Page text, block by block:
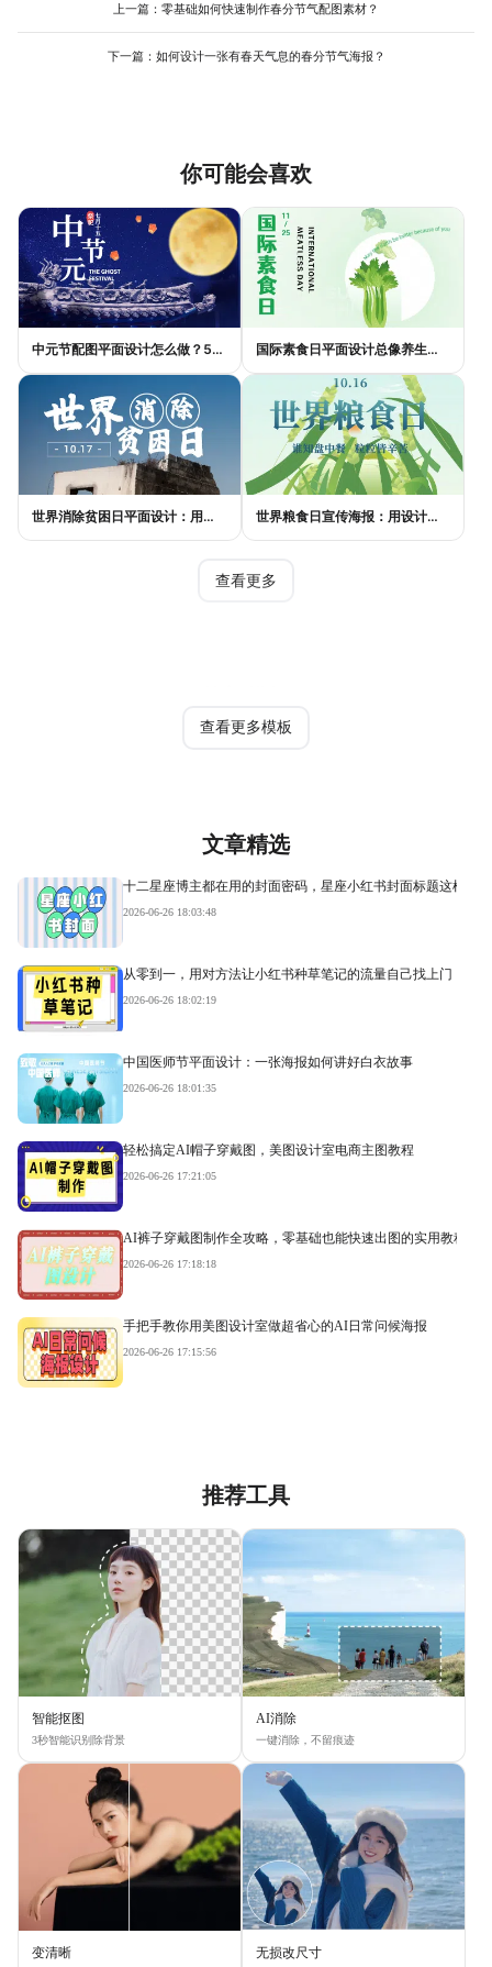
灵感，减少寻找素材的时间。通过模板修改和素材辅助，零基础用
上一篇： 零基础如何快速制作春分节气配图素材？
下一篇： 如何设计一张有春天气息的春分节气海报？
你可能会喜欢
中元节配图平面设计怎么做？5种风格模板轻松搞定节日氛围 国际素食日平面设计总像养生广告？三个思路让它变酷
世界消除贫困日平面设计：用视觉语言传递尊严与温度 世界粮食日宣传海报：用设计传递"粮"心，让每一粒米都有声音
查看更多
查看更多模板
文章精选
十二星座博主都在用的封面密码，星座小红书封面标题这样写
2026-06-26 18:03:48
从零到一，用对方法让小红书种草笔记的流量自己找上门
2026-06-26 18:02:19
中国医师节平面设计：一张海报如何讲好白衣故事
2026-06-26 18:01:35
轻松搞定AI帽子穿戴图，美图设计室电商主图教程
2026-06-26 17:21:05
AI裤子穿戴图制作全攻略，零基础也能快速出图的实用教程
2026-06-26 17:18:18
手把手教你用美图设计室做超省心的AI日常问候海报
2026-06-26 17:15:56
推荐工具
智能抠图
3秒智能识别除背景
AI消除
一键消除，不留痕迹
变清晰 无损改尺寸